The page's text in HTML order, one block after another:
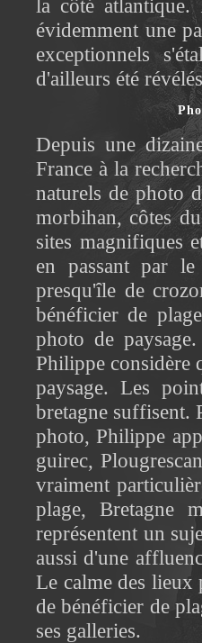
la côté
évidemment une
exceptionnels
d'ailleurs été
Depuis une
France à la
naturels de photo
morbihan, côtes
sites magnifiques
en passant par
presqu'île de
bénéficier de
photo de
Philippe considère
paysage. Les
bretagne suffisent.
photo, Philippe
guirec,
vraiment
plage, Bretagne
représentent un
aussi d'une
Le calme des lieux
de bénéficier de
ses galleries.